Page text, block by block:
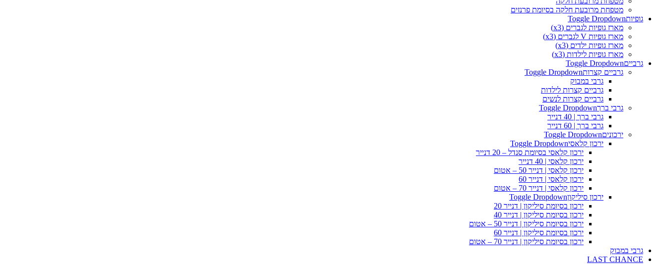
מטפחת מרובעת חלקה בסיומת פרנזים
גופיותToggle Dropdown
מארז גופיות לגברים (x3)
מארז גופיות V לגברים (x3)
מארז גופיות ילדים (x3)
מארז גופיות לילדות (x3)
גרבייםToggle Dropdown
גרביים קצרותToggle Dropdown
גרבי במבוק
גרביים קצרות לילדות
גרביים קצרות לנשים
גרבי ברךToggle Dropdown
גרבי ברך | 40 דנייר
גרבי ברך | 60 דנייר
ירכוניםToggle Dropdown
ירכון קלאסיToggle Dropdown
ירכון קלאסי בסיומת סנדל – 20 דנייר
ירכון קלאסי | 40 דנייר
ירכון קלאסי | דנייר 50 – אטום
ירכון קלאסי | דנייר 60
ירכון קלאסי | דנייר 70 – אטום
ירכון סיליקוןToggle Dropdown
ירכון בסיומת סיליקון | דנייר 20
ירכון בסיומת סיליקון | דנייר 40
ירכון בסיומת סיליקון | דנייר 50 – אטום
ירכון בסיומת סיליקון | דנייר 60
ירכון בסיומת סיליקון | דנייר 70 – אטום
גרבי במבוק
LAST CHANCE